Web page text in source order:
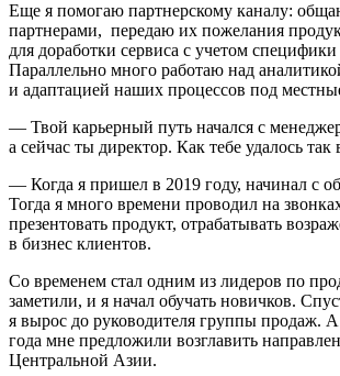
Еще я помогаю партнерскому каналу:
партнерами, передаю их пожелания
для доработки сервиса с учетом специфики
Параллельно много работаю над
и адаптацией наших процессов под
— Твой карьерный путь начался с
а сейчас ты директор. Как тебе удалось так
— Когда я пришел в 2019 году, начинал с
Тогда я много времени проводил на
презентовать продукт, отрабатывать
в бизнес клиентов.
Со временем стал одним из лидеров по
заметили, и я начал обучать новичков.
я вырос до руководителя группы продаж. А
года мне предложили возглавить
Центральной Азии.